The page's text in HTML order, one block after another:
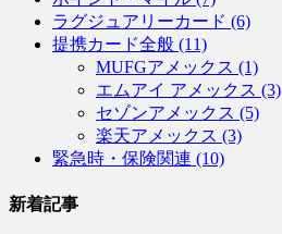
ラグジュアリーカード (6)
提携カード全般 (11)
MUFGアメックス (1)
エムアイ アメックス (3)
セゾンアメックス (5)
楽天アメックス (3)
緊急時・保険関連 (10)
新着記事